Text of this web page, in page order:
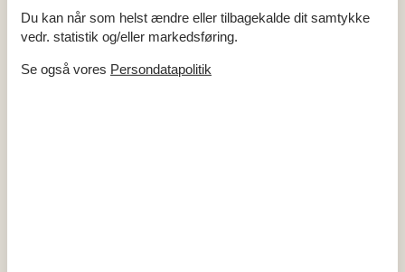
Vaskemaskine 1
Antal keramiske kogeplader 4
Du kan når som helst ændre eller tilbagekalde dit samtykke
vedr. statistik og/eller markedsføring.
Se også vores Persondatapolitik